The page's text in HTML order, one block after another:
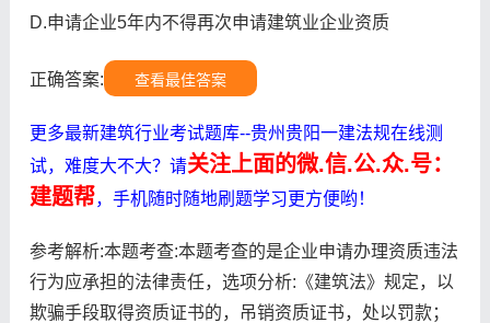
D.申请企业5年内不得再次申请建筑业企业资质
正确答案: 查看最佳答案
更多最新建筑行业考试题库--贵州贵阳一建法规在线测
试，难度大不大？请关注上面的微.信.公.众.号：
建题帮，手机随时随地刷题学习更方便哟！
参考解析:本题考查:本题考查的是企业申请办理资质违法
行为应承担的法律责任，选项分析:《建筑法》规定，以
欺骗手段取得资质证书的，吊销资质证书，处以罚款；